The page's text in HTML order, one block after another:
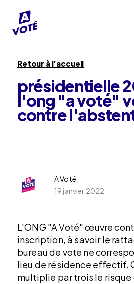
Retour à l’accueil
présidentielle
l'ong "a voté"
contre
A Voté
19 janvier 2022
L'ONG "A Voté" œuvre
inscription, à savoir le
bureau de vote ne
lieu de résidence effectif.
multiplie par trois le